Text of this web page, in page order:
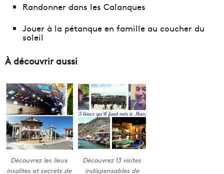
Randonner dans les Calanques
Jouer à la pétanque en famille au coucher du
soleil
À découvrir aussi
Découvrez les lieux
insolites et secrets de
Découvrez 13 visites
indispensables de